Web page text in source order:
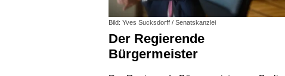
Bild: Yves Sucksdorff / Senatskanzlei
Der Regierende
Bürgermeister